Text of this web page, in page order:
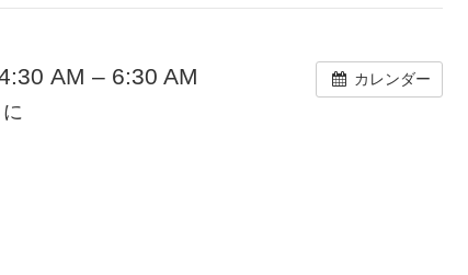
カレンダー
AM – 6:30 AM